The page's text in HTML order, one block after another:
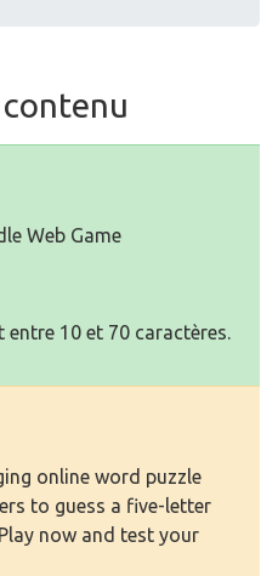
Web Game
10 et 70 caractères.
online word puzzle
to guess a five-letter
now and test your